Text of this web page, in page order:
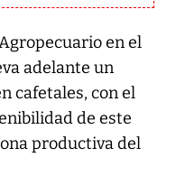
en el
adelante un
cafetales, con el
de este
productiva del